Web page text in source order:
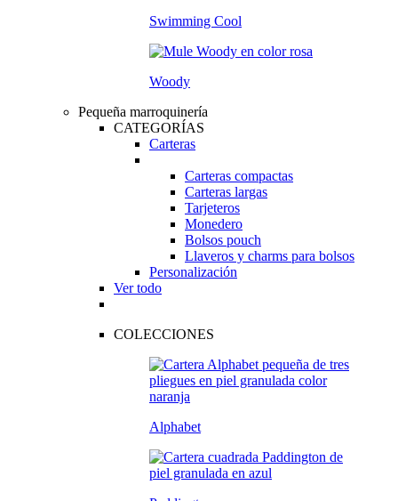
Swimming Cool
Woody
Pequeña marroquinería
CATEGORÍAS
Carteras
Carteras compactas
Carteras largas
Tarjeteros
Monedero
Bolsos pouch
Llaveros y charms para bolsos
Personalización
Ver todo
COLECCIONES
Alphabet